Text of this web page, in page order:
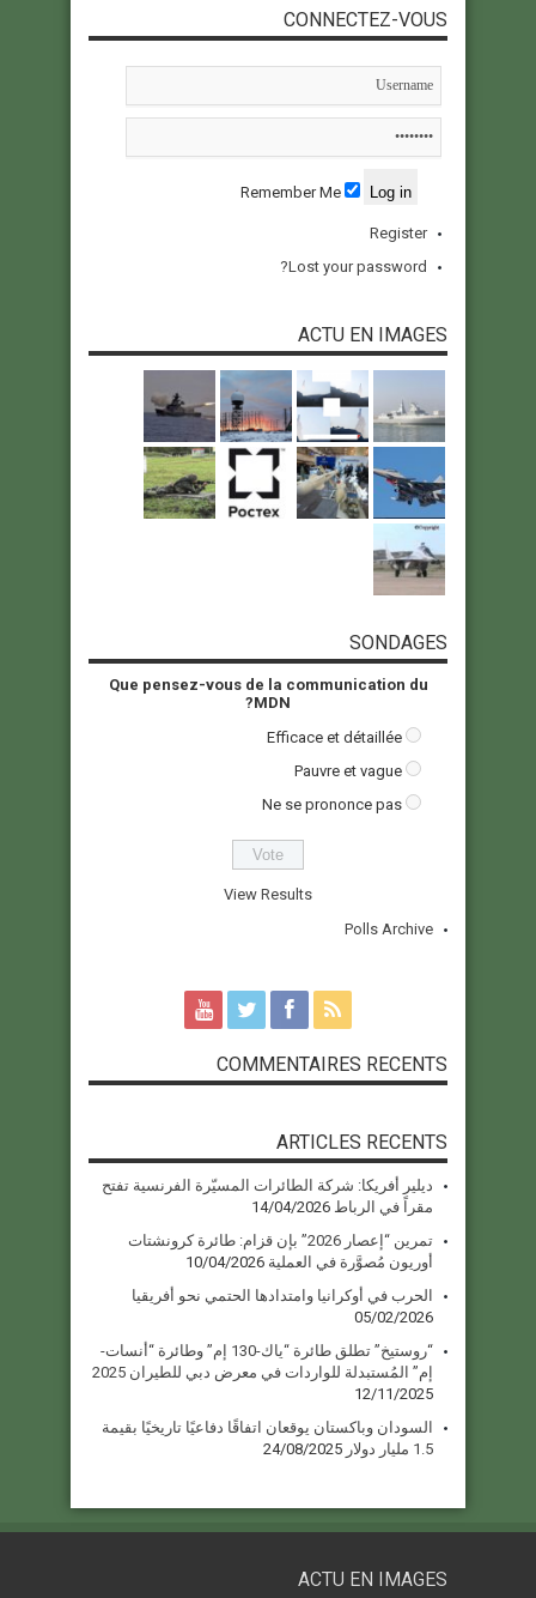
CONNECTEZ-VOUS
Register
Lost your password?
ACTU EN IMAGES
SONDAGES
Que pensez-vous de la communication du
MDN?
Efficace et détaillée
Pauvre et vague
Ne se prononce pas
View Results
Polls Archive
COMMENTAIRES RECENTS
ARTICLES RECENTS
ديلير أفريكا: شركة الطائرات المسيّرة الفرنسية تفتح
مقراً في الرباط 14/04/2026
تمرين “إعصار 2026” بإن قزام: طائرة كرونشتات
أوريون مُصوَّرة في العملية 10/04/2026
الحرب في أوكرانيا وامتدادها الحتمي نحو أفريقيا
05/02/2026
“روستيخ” تطلق طائرة “ياك-130 إم” وطائرة “أنسات-
إم” المُستبدلة للواردات في معرض دبي للطيران 2025
12/11/2025
السودان وباكستان يوقعان اتفاقًا دفاعيًا تاريخيًا بقيمة
1.5 مليار دولار
24/08/2025
ACTU EN IMAGES